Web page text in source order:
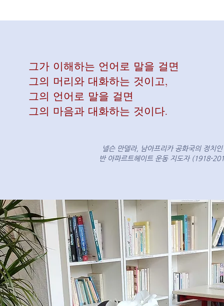
그가 이해하는 언어로 말을 걸면
그의 머리와 대화하는 것이고,
그의 언어로 말을 걸면
그의 마음과 대화하는 것이다.
넬슨 만델라, 남아프리카 공화국의 정치
반 아파르트헤이트 운동 지도자 (1918-